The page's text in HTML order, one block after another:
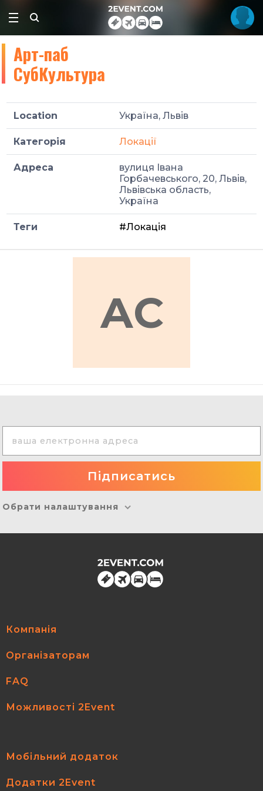
Арт-паб
СубКультура
Location Україна, Львів
Категорія Локації
Адреса
вулиця Івана
Горбачевського, 20, Львів,
Львівська область,
Україна
Теги #Локація
АС
Обрати налаштування
Компанія
Організаторам
FAQ
Можливості 2Event
Мобільний додаток
Додатки 2Event